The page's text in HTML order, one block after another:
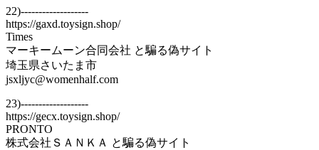
22)-------------------
https://gaxd.toysign.shop/
Times
マーキームーン合同会社 と騙る偽サイト
埼玉県さいたま市
jsxljyc@womenhalf.com
23)-------------------
https://gecx.toysign.shop/
PRONTO
株式会社ＳＡＮＫＡ と騙る偽サイト